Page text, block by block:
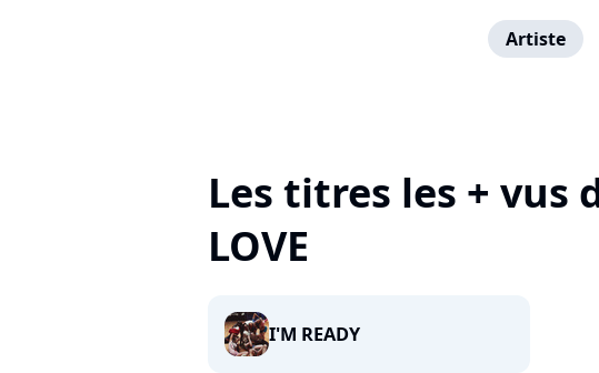
Artiste
Les titres les + vus
LOVE
I'M READY